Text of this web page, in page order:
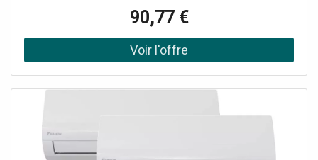
vision panoramique 360° : idéale pour extérieurs et lieux
éloignés. 4MP (2K+) sans fil : images nettes et installation
flexible sans prise Always-On Video 2.0 (AOV) : timelapse
continu + clip événement à vitesse normale IA pour
connectivité 4G + Wi-Fi 6 avec basculement automatique
(nécessite Nano SIM et forfait de données pour 4G) Kit
avec panneau solaire inclus : recharge efficace jusqu'à 5
90,77 €